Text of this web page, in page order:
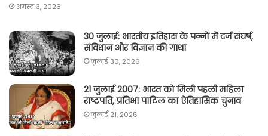
अगस्त 3, 2026
30 जुलाई: भारतीय इतिहास के पन्नों में दर्ज संघर्ष,
संविधान और विज्ञान की गाथा
जुलाई 30, 2026
21 जुलाई 2007: भारत को मिली पहली महिला
राष्ट्रपति, प्रतिभा पाटिल का ऐतिहासिक चुनाव
जुलाई 21, 2026